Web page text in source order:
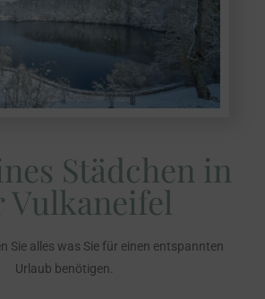
Städchen in
Vulkaneifel
Sie alles was Sie für einen entspannten
Urlaub benötigen.